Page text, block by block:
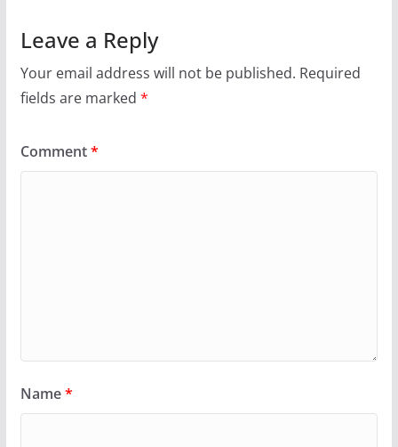
Leave a Reply
Your email address will not be published. Required
fields are marked *
Comment*
Name*